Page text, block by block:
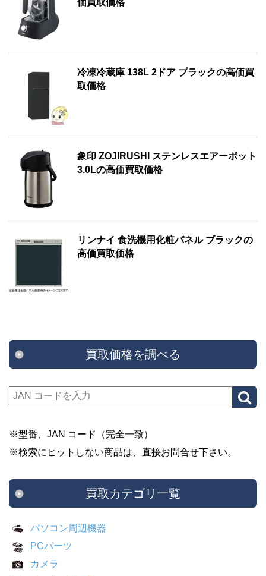
価買取価格
冷凍冷蔵庫 138L 2ドア ブラックの高価買
取価格
象印 ZOJIRUSHI ステンレスエアーポット
3.0Lの高価買取価格
リンナイ 食洗機用化粧パネル ブラックの
高価買取価格
買取価格を調べる
※型番、JAN コード（完全一致）
※検索にヒットしない商品は、直接お問合せ下さい。
買取カテゴリ一覧
パソコン周辺機器
PCパーツ
カメラ